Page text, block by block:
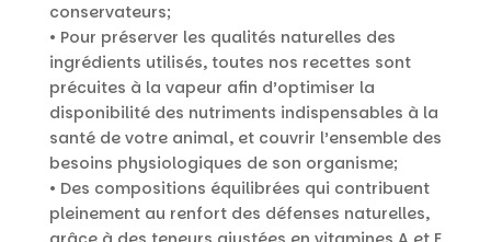
conservateurs;
• Pour préserver les qualités naturelles des
ingrédients utilisés, toutes nos recettes sont
précuites à la vapeur afin d’optimiser la
disponibilité des nutriments indispensables à la
santé de votre animal, et couvrir l’ensemble des
besoins physiologiques de son organisme;
• Des compositions équilibrées qui contribuent
pleinement au renfort des défenses naturelles,